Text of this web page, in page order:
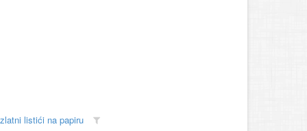
zlatni listići na papiru